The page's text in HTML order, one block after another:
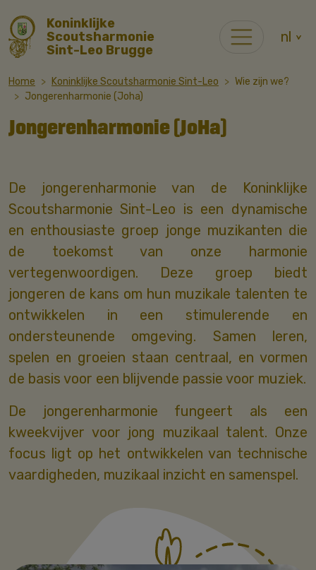
Koninklijke
Scoutsharmonie
Sint-Leo Brugge
nl
Home Koninklijke Scoutsharmonie Sint-Leo
Wie zijn we?
Jongerenharmonie (Joha)
Jongerenharmonie (JoHa)
De jongerenharmonie van de Koninklijke
Scoutsharmonie Sint-Leo is een dynamische
en enthousiaste groep jonge muzikanten die
de toekomst van onze harmonie
vertegenwoordigen. Deze groep biedt
jongeren de kans om hun muzikale talenten te
ontwikkelen in een stimulerende en
ondersteunende omgeving. Samen leren,
spelen en groeien staan centraal, en vormen
de basis voor een blijvende passie voor muziek.
De jongerenharmonie fungeert als een
kweekvijver voor jong muzikaal talent. Onze
focus ligt op het ontwikkelen van technische
vaardigheden, muzikaal inzicht en samenspel.